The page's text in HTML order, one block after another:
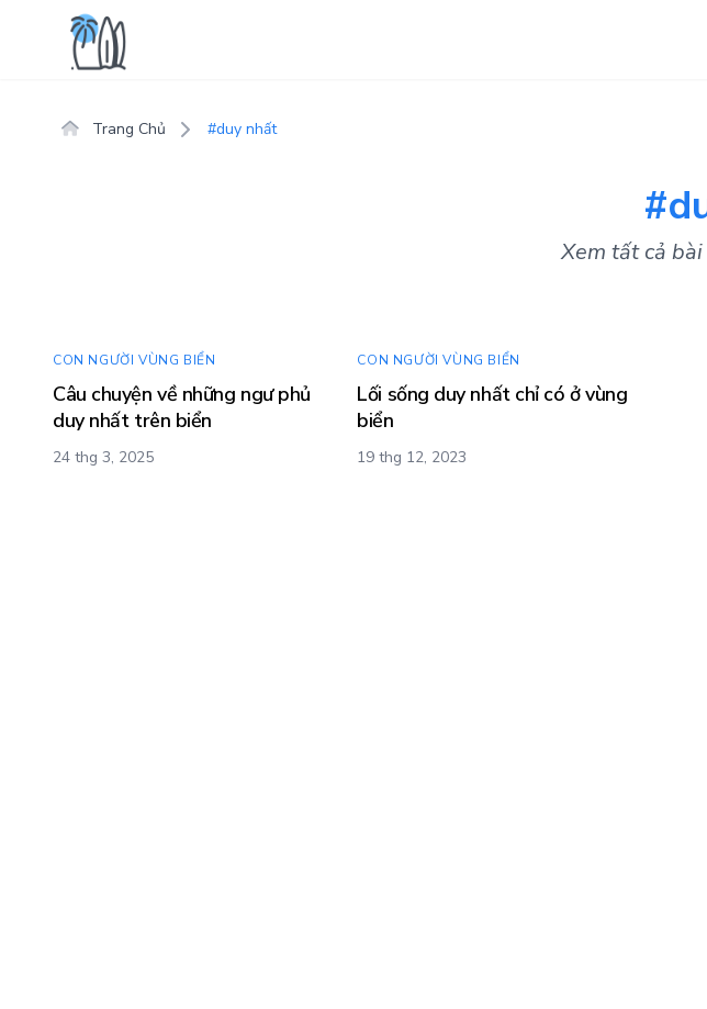
Trang Chủ #duy nhất
Xem tất cả
CON NGƯỜI VÙNG BIỂN
Câu chuyện về những ngư phủ
duy nhất trên biển
24 thg 3, 2025
CON NGƯỜI VÙNG BIỂN
Lối sống duy nhất chỉ có ở vùng
biển
19 thg 12, 2023